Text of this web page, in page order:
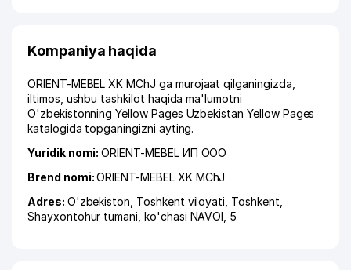
Kompaniya haqida
ORIENT-MEBEL XK MChJ ga murojaat qilganingizda,
iltimos, ushbu tashkilot haqida ma'lumotni
O'zbekistonning Yellow Pages Uzbekistan Yellow Pages
katalogida topganingizni ayting.
Yuridik nomi:ORIENT-MEBEL ИП ООО
Brend nomi:ORIENT-MEBEL XK MChJ
Adres: O'zbekiston, Toshkent viloyati Toshkent
Shayxontohur tumani ko'chasi NAVOI , 5